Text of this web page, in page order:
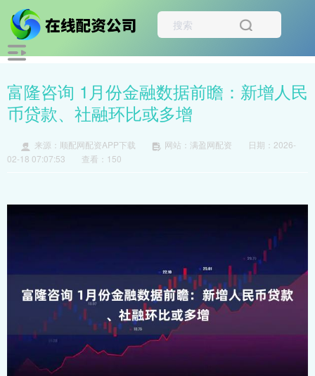
富隆咨询 1月份金融数据前瞻：新增人民
币贷款、社融环比或多增
来源：顺配网配资APP下载 网站：满盈网配资
日期：2026-
02-18 07:07:53
查看：150